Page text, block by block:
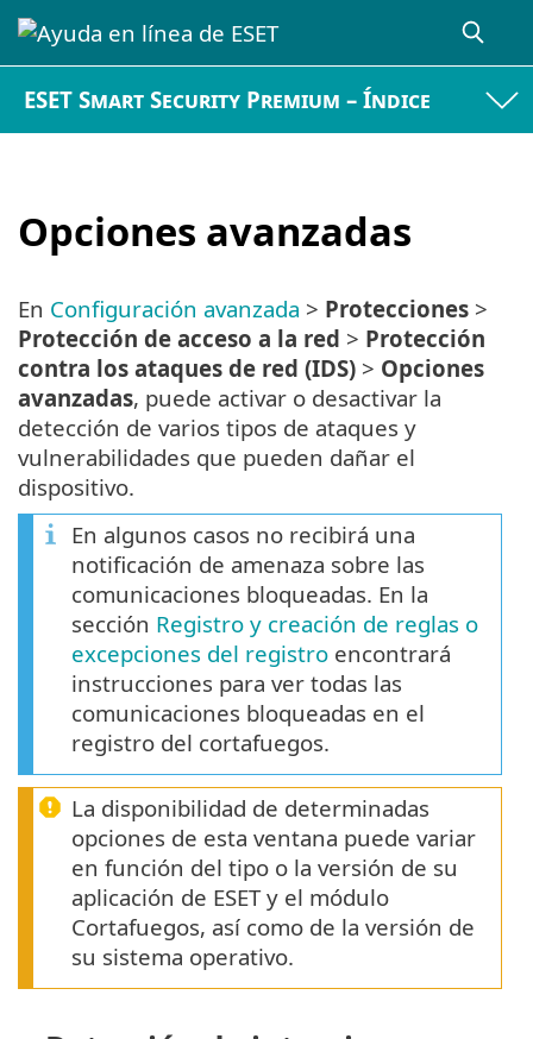
ESET Smart Security Premium – Índice
Opciones avanzadas
En Configuración avanzada > Protecciones >
Protección de acceso a la red > Protección
contra los ataques de red (IDS) > Opciones
avanzadas, puede activar o desactivar la
detección de varios tipos de ataques y
vulnerabilidades que pueden dañar el
dispositivo.
En algunos casos no recibirá una
notificación de amenaza sobre las
comunicaciones bloqueadas. En la
sección Registro y creación de reglas o
excepciones del registro encontrará
instrucciones para ver todas las
comunicaciones bloqueadas en el
registro del cortafuegos.
La disponibilidad de determinadas
opciones de esta ventana puede variar
en función del tipo o la versión de su
aplicación de ESET y el módulo
Cortafuegos, así como de la versión de
su sistema operativo.